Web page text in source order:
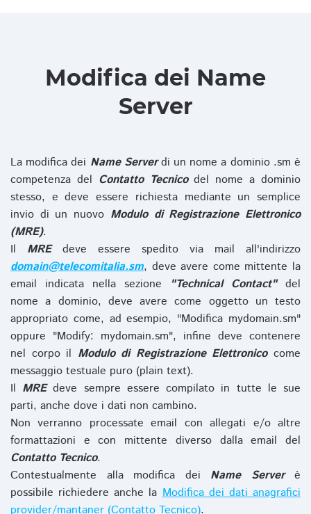
Modifica dei Name
Server
La modifica dei Name Serverdi un nome a dominio .sm è
competenza del Contatto Tecnicodel nome a dominio
stesso, e deve essere richiesta mediante un semplice
invio di un nuovo Modulo di Registrazione Elettronico
(MRE).
Il MREdeve essere spedito via mail all'indirizzo
domain@telecomitalia.sm, deve avere come mittente la
email indicata nella sezione
"Technical Contact"del
nome a dominio, deve avere come oggetto un testo
appropriato come, ad esempio, "Modifica mydomain.sm"
oppure "Modify: mydomain.sm", infine deve contenere
nel corpo il Modulo di Registrazione Elettronicocome
messaggio testuale puro (plain text).
Il MREdeve sempre essere compilato in tutte le sue
parti, anche dove i dati non cambino.
Non verranno processate email con allegati e/o altre
formattazioni e con mittente diverso dalla email del
Contatto Tecnico.
Contestualmente alla modifica dei Name Serverè
possibile richiedere anche laModifica dei dati anagrafici
provider/mantaner (Contatto Tecnico).